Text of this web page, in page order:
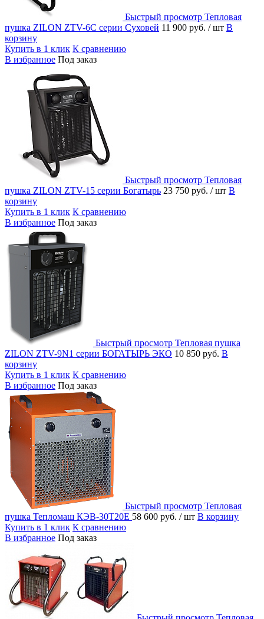
Быстрый просмотр Тепловая
пушка ZILON ZTV-6С серии Суховей 11 900 руб. / шт В
корзину
Купить в 1 клик К сравнению
В избранное Под заказ
Быстрый просмотр Тепловая
пушка ZILON ZTV-15 серии Богатырь 23 750 руб. / шт В
корзину
Купить в 1 клик К сравнению
В избранное Под заказ
Быстрый просмотр Тепловая пушка
ZILON ZTV-9N1 серии БОГАТЫРЬ ЭКО 10 850 руб. В
корзину
Купить в 1 клик К сравнению
В избранное Под заказ
Быстрый просмотр Тепловая
пушка Тепломаш КЭВ-30Т20Е 58 600 руб. / шт В корзину
Купить в 1 клик К сравнению
В избранное Под заказ